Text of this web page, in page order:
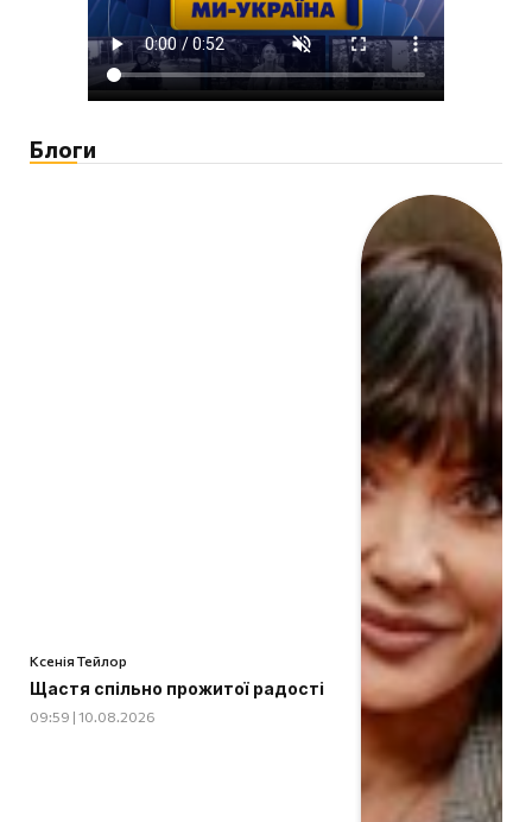
Блоги
Ксенія Тейлор
Щастя спільно прожитої радості
09:59 | 10.08.2026